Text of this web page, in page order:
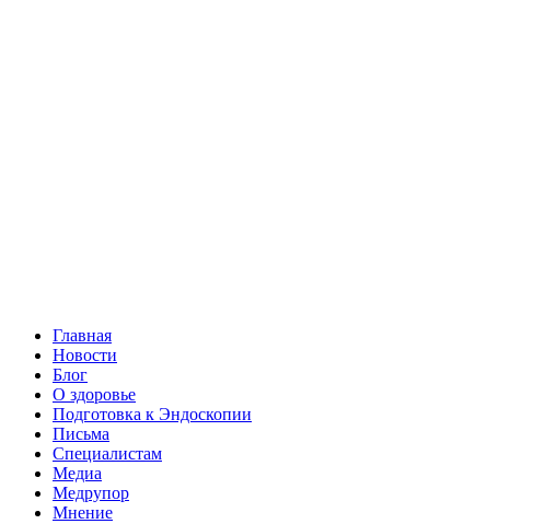
Главная
Новости
Блог
О здоровье
Подготовка к Эндоскопии
Письма
Специалистам
Медиа
Медрупор
Мнение